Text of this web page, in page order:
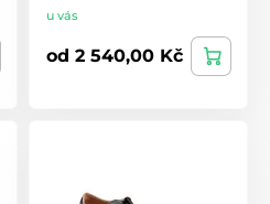
u vás
od 2 540,00 Kč